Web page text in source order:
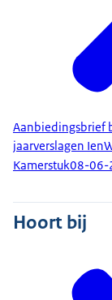
Aanbiedingsbrief
jaarverslagen
Kamerstuk08-06-
Hoort bij